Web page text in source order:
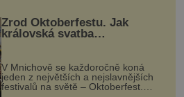
Zrod Oktoberfestu. Jak
královská svatba
odstartovala největší pivní
festival světa
V Mnichově se každoročně koná
jeden z největších a nejslavnějších
festivalů na světě – Oktoberfest.